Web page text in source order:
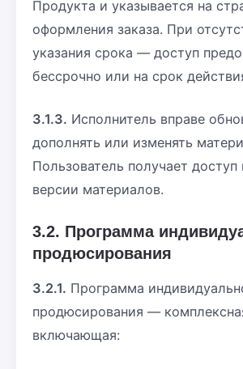
Продукта и указывается на
оформления заказа. При
указания срока — доступ
бессрочно или на срок
3.1.3. Исполнитель вправе
дополнять или изменять
Пользователь получает доступ
версии материалов.
3.2. Программа
продюсирования
3.2.1. Программа
продюсирования —
включающая: